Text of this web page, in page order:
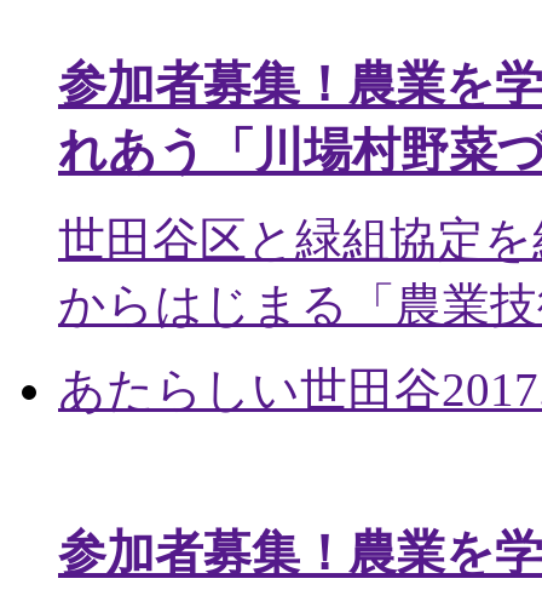
参加者募集！農業を
れあう「川場村野菜
世田谷区と緑組協定
からはじまる「農業
あたらしい世田谷
参加者募集！農業を